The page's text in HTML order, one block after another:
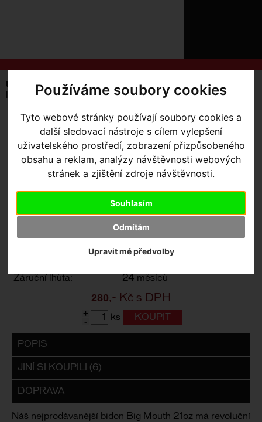
Používáme soubory cookies
Tyto webové stránky používají soubory cookies a
další sledovací nástroje s cílem vylepšení
uživatelského prostředí, zobrazení přizpůsobeného
obsahu a reklam, analýzy návštěvnosti webových
stránek a zjištění zdroje návštěvnosti.
Souhlasím
Odmítám
Upravit mé předvolby
NÁSO
NÁKUPU
SLUŽBY
ZTRATILI
Úvodní strana Výbava pro kolo
lahev Specilaized Big Mouth 24oz Translucent S-Logo
LAHEV SPECILAIZED BIG
MOUTH 24OZ
TRANSLUCENT S-LOGO
Specialized
Kód výrobce:
44423-2438
Ano, v Olomouci
Záruční lhůta: 24 měsíců
280,- Kč s DPH
+
-
ks
POPIS
JINÍ SI KOUPILI (6)
DOPRAVA
Náš nejprodávanější bidon Big Mouth 21oz má revoluční